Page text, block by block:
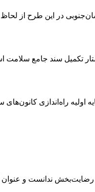
در این طرح از
سند جامع سلامت
اولیه راه‌اندازی
ندانست و عنوان